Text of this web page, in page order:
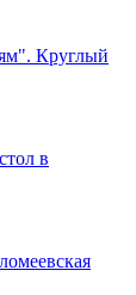
Круглый
в